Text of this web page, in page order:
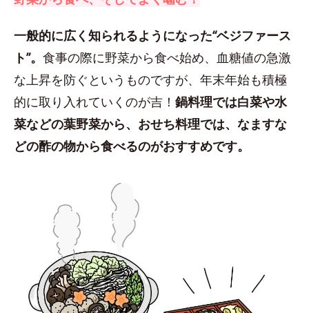
一般的に広く知られるようになった“ベジファース
ト”。 食事の際に野菜から食べ始め、血糖値の急激
な上昇を防ぐというものですが、年末年始も積極
的に取り入れていくのが吉！ 鍋料理では白菜や水
菜などの葉野菜から、おせち料理では、なますな
どの酢の物から食べるのがおすすめです。